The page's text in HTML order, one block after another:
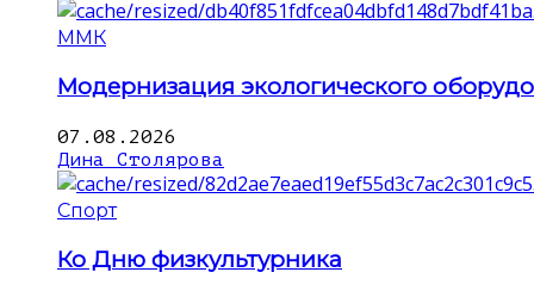
ММК
Модернизация экологического
07.08.2026
Дина Столярова
Спорт
Ко Дню физкультурника